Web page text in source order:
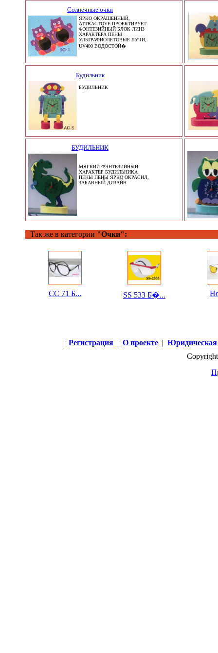
Солнечные очки
ЯРКО ОКРАШЕННЫЙ,
ATTRACTOVE ПРОЕКТИРУЕТ
ФЭНТЕЗИЙНЫЙ БЛОК ЛИНЗ
ХАРАКТЕРА ПЕНЫ
УЛЬТРАФИОЛЕТОВЫЕ ЛУЧИ,
UV400 ВОДОСТОЙ�
Будильник
БУДИЛЬНИК
БУДИЛЬНИК
МЯГКИЙ ФЭНТЕЗИЙНЫЙ
ХАРАКТЕР БУДИЛЬНИКА
ПЕНЫ ПЕНЫ ЯРКО ОКРАСИЛ,
ЗАБАВНЫЙ ДИЗАЙН
Так же в категории "Очки":
СС 71 Б... SS 533 Б�...
| Регистрация | О проекте |